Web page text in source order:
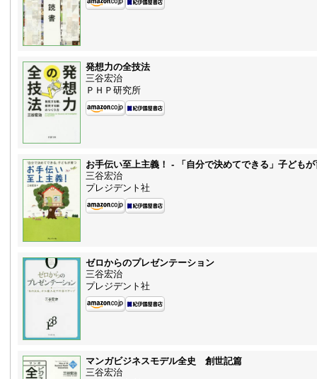
発想力の全技法
三谷宏治
ＰＨＰ研究所
お手伝い至上主義！ - 「自分で決めてできる」子どもが
三谷宏治
プレジデント社
ゼロからのプレゼンテーション
三谷宏治
プレジデント社
マンガビジネスモデル全史 創世記篇
三谷宏治